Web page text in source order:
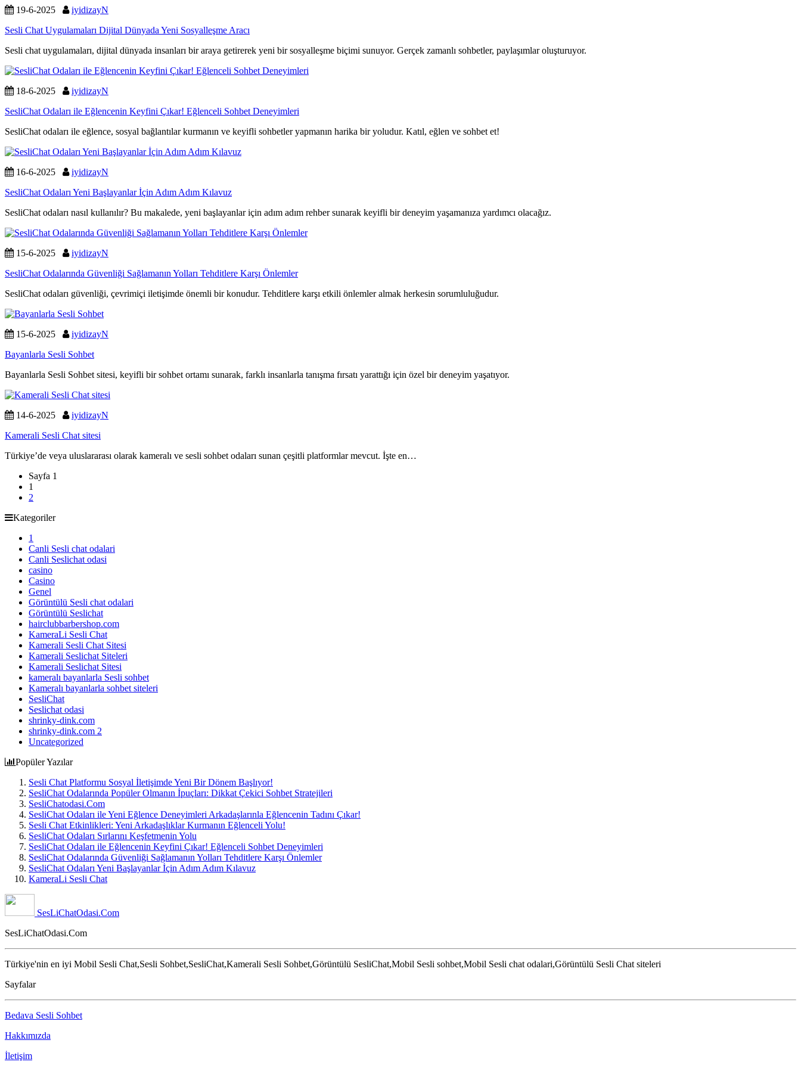
19-6-2025
iyidizayN
Sesli Chat Uygulamaları Dijital Dünyada Yeni Sosyalleşme Aracı
Sesli chat uygulamaları, dijital dünyada insanları bir araya getirerek yeni bir sosyalleşme biçimi sunuyor. Gerçek zamanlı sohbetler, paylaşımlar oluşturuyor.
18-6-2025
iyidizayN
SesliChat Odaları ile Eğlencenin Keyfini Çıkar! Eğlenceli Sohbet Deneyimleri
SesliChat odaları ile eğlence, sosyal bağlantılar kurmanın ve keyifli sohbetler yapmanın harika bir yoludur. Katıl, eğlen ve sohbet et!
16-6-2025
iyidizayN
SesliChat Odaları Yeni Başlayanlar İçin Adım Adım Kılavuz
SesliChat odaları nasıl kullanılır? Bu makalede, yeni başlayanlar için adım adım rehber sunarak keyifli bir deneyim yaşamanıza yardımcı olacağız.
15-6-2025
iyidizayN
SesliChat Odalarında Güvenliği Sağlamanın Yolları Tehditlere Karşı Önlemler
SesliChat odaları güvenliği, çevrimiçi iletişimde önemli bir konudur. Tehditlere karşı etkili önlemler almak herkesin sorumluluğudur.
15-6-2025
iyidizayN
Bayanlarla Sesli Sohbet
Bayanlarla Sesli Sohbet sitesi, keyifli bir sohbet ortamı sunarak, farklı insanlarla tanışma fırsatı yarattığı için özel bir deneyim yaşatıyor.
14-6-2025
iyidizayN
Kamerali Sesli Chat sitesi
Türkiye’de veya uluslararası olarak kameralı ve sesli sohbet odaları sunan çeşitli platformlar mevcut. İşte en…
Sayfa
gezinme
Sayfa 1
Geçerli
Sayfa
1
Sayfa
2
Kategoriler
1
Canli Sesli chat odalari
Canli Seslichat odasi
casino
Casino
Genel
Görüntülü Sesli chat odalari
Görüntülü Seslichat
hairclubbarbershop.com
KameraLi Sesli Chat
Kamerali Sesli Chat Sitesi
Kamerali Seslichat Siteleri
Kamerali Seslichat Sitesi
kameralı bayanlarla Sesli sohbet
Kameralı bayanlarla sohbet siteleri
SesliChat
Seslichat odasi
shrinky-dink.com
shrinky-dink.com 2
Uncategorized
Popüler Yazılar
Sesli Chat Platformu Sosyal İletişimde Yeni Bir Dönem Başlıyor!
SesliChat Odalarında Popüler Olmanın İpuçları: Dikkat Çekici Sohbet Stratejileri
SesliChatodasi.Com
SesliChat Odaları ile Yeni Eğlence Deneyimleri Arkadaşlarınla Eğlencenin Tadını Çıkar!
Sesli Chat Etkinlikleri: Yeni Arkadaşlıklar Kurmanın Eğlenceli Yolu!
SesliChat Odaları Sırlarını Keşfetmenin Yolu
SesliChat Odaları ile Eğlencenin Keyfini Çıkar! Eğlenceli Sohbet Deneyimleri
SesliChat Odalarında Güvenliği Sağlamanın Yolları Tehditlere Karşı Önlemler
SesliChat Odaları Yeni Başlayanlar İçin Adım Adım Kılavuz
KameraLi Sesli Chat
SesLiChatOdasi.Com
SesLiChatOdasi.Com
Türkiye'nin en iyi Mobil Sesli Chat,Sesli Sohbet,SesliChat,Kamerali Sesli Sohbet,Görüntülü SesliChat,Mobil Sesli sohbet,Mobil Sesli chat odalari,Görüntülü Sesli Chat siteleri
Sayfalar
Bedava Sesli Sohbet
Hakkımızda
İletişim